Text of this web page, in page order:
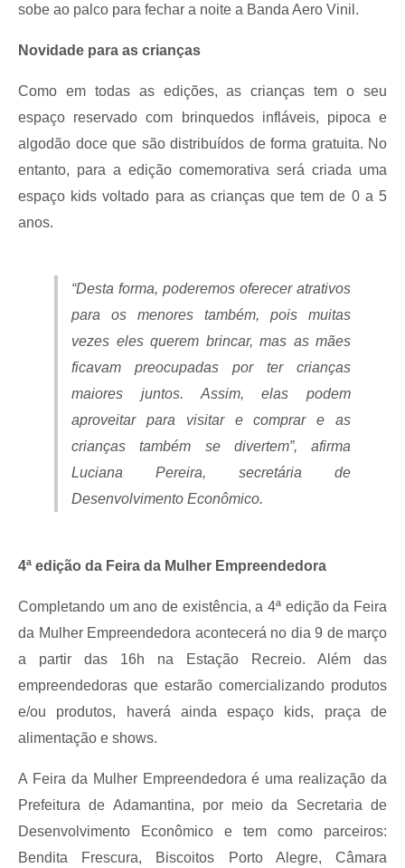
sobe ao palco para fechar a noite a Banda Aero Vinil.
Novidade para as crianças
Como em todas as edições, as crianças tem o seu
espaço reservado com brinquedos infláveis, pipoca e
algodão doce que são distribuídos de forma gratuita. No
entanto, para a edição comemorativa será criada uma
espaço kids voltado para as crianças que tem de 0 a 5
anos.
“Desta forma, poderemos oferecer atrativos
para os menores também, pois muitas
vezes eles querem brincar, mas as mães
ficavam preocupadas por ter crianças
maiores juntos. Assim, elas podem
aproveitar para visitar e comprar e as
crianças também se divertem”, afirma
Luciana Pereira, secretária de
Desenvolvimento Econômico.
4ª edição da Feira da Mulher Empreendedora
Completando um ano de existência, a 4ª edição da Feira
da Mulher Empreendedora acontecerá no dia 9 de março
a partir das 16h na Estação Recreio. Além das
empreendedoras que estarão comercializando produtos
e/ou produtos, haverá ainda espaço kids, praça de
alimentação e shows.
A Feira da Mulher Empreendedora é uma realização da
Prefeitura de Adamantina, por meio da Secretaria de
Desenvolvimento Econômico e tem como parceiros:
Bendita Frescura, Biscoitos Porto Alegre, Câmara